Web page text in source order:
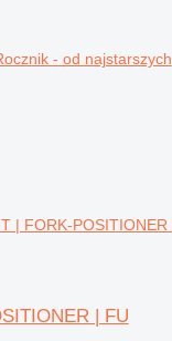
- od najstarszych
| FU